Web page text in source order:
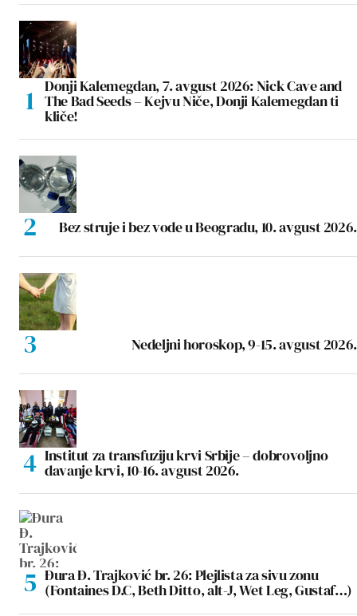
Donji Kalemegdan, 7. avgust 2026: Nick Cave and
The Bad Seeds – Kejvu Niče, Donji Kalemegdan ti
kliče!
Bez struje i bez vode u Beogradu, 10. avgust 2026.
Nedeljni horoskop, 9-15. avgust 2026.
Institut za transfuziju krvi Srbije – dobrovoljno
davanje krvi, 10-16. avgust 2026.
Đura Đ. Trajković br. 26: Plejlista za sivu zonu
(Fontaines D.C, Beth Ditto, alt-J, Wet Leg, Gustaf…)